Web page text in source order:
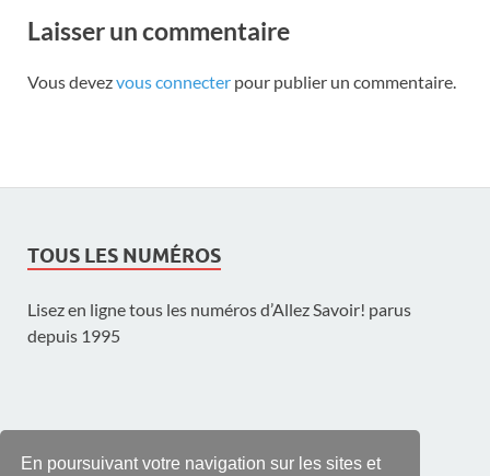
En poursuivant votre navigation sur les sites et
Laisser un commentaire
Vous devezvous connecter pour publier un commentaire.
TOUS LES NUMÉROS
Lisez en ligne tous les numéros d’Allez Savoir! parus
depuis 1995